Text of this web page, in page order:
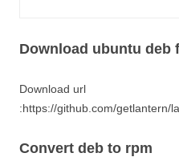
Download ubuntu deb
Download url
:https://github.com/getlantern/
Convert deb to rpm